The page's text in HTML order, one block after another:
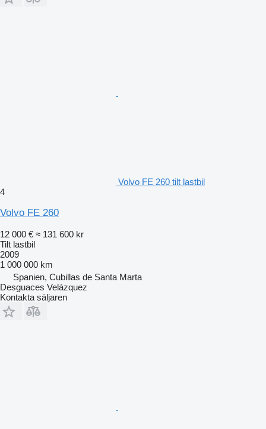
Volvo FE 260 tilt lastbil
4
Volvo FE 260
12 000 € ≈ 131 600 kr
Tilt lastbil
2009
1 000 000 km
Spanien, Cubillas de Santa Marta
Desguaces Velázquez
Kontakta säljaren